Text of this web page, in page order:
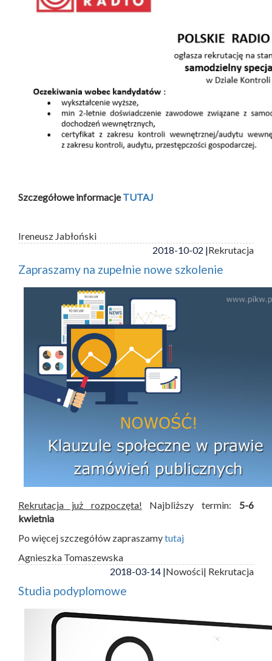
Szczegółowe informacjeTUTAJ
Ireneusz Jabłoński
2018-10-02 |Rekrutacja
Zapraszamy na zupełnie nowe szkolenie
Rekrutacja już rozpoczęta! Najbliższy termin: 5-6
kwietnia
Po więcej szczegółów zapraszamytutaj
Agnieszka Tomaszewska
2018-03-14 |Nowości| Rekrutacja
Studia podyplomowe